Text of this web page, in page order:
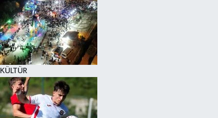
KÜLTÜR
SPOR
TEKNOLOJİ
VİZYONDAKİLER
YAŞAM